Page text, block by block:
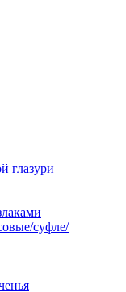
глазури
суфле/